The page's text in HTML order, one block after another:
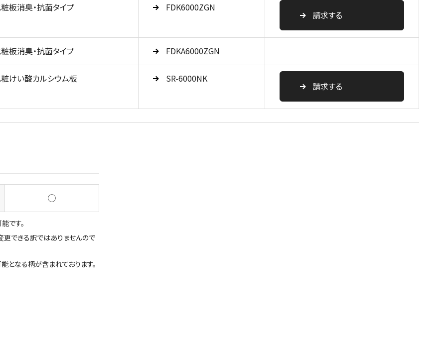
板消臭・抗菌タイプ FDK6000ZGN
請求する
板消臭・抗菌タイプ FDKA6000ZGN
けい酸カルシウム板 SR-6000NK
請求する
◯
です。
更できる訳ではありませんので
となる柄が含まれております。